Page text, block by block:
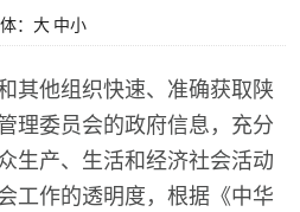
： 大 中小
其他组织快速、准确获取陕
理委员会的政府信息，充分
生产、生活和经济社会活动
工作的透明度，根据《中华